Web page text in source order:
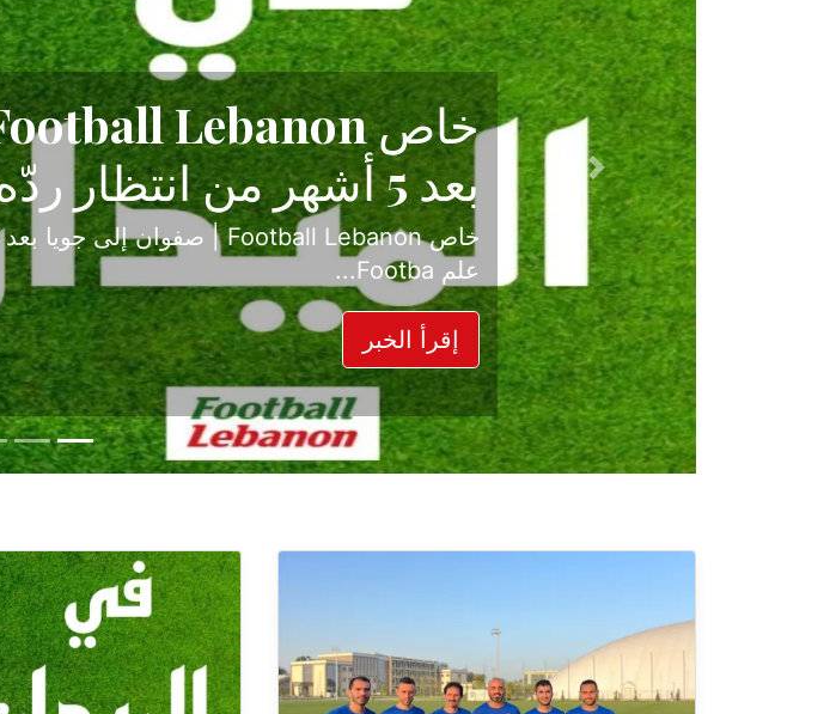
حكاية نجاح تبدأ من
الدرجة الأولى
بعد موسم حافل بالإثارة والصراع في دوري
حسم ل...
إقرأ الخبر
Previous